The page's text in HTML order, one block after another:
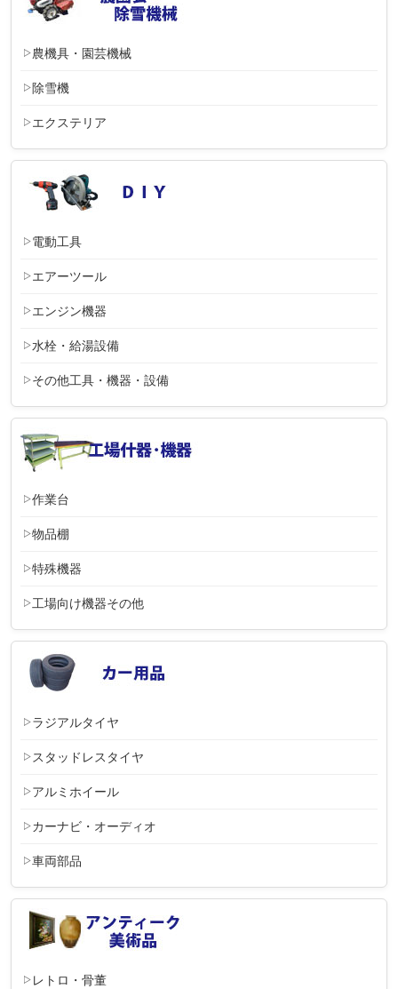
農機具・園芸機械
除雪機
エクステリア
電動工具
エアーツール
エンジン機器
水栓・給湯設備
その他工具・機器・設備
作業台
物品棚
特殊機器
工場向け機器その他
ラジアルタイヤ
スタッドレスタイヤ
アルミホイール
カーナビ・オーディオ
車両部品
レトロ・骨董